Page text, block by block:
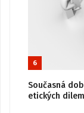
6
Současná
etických